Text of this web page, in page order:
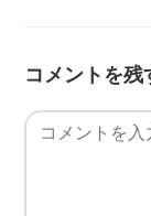
コメントを残